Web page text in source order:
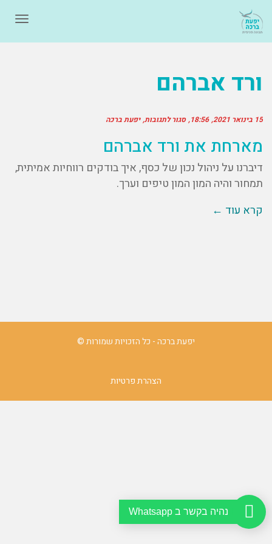
ורד אברהם
15 בינואר 2021 18:56 סגור לתגובות יפעת ברכה
מארחת את ורד אברהם
דיברנו על ניהול נכון של כסף, איך בודקים רווחיות אמיתית,
תמחור והיה המון המון טיפים וערך.
קרא עוד ←
יפעת ברכה - כל הזכויות שמורות ©
הצהרת פרטיות
נהיה בקשר ב Whatsapp